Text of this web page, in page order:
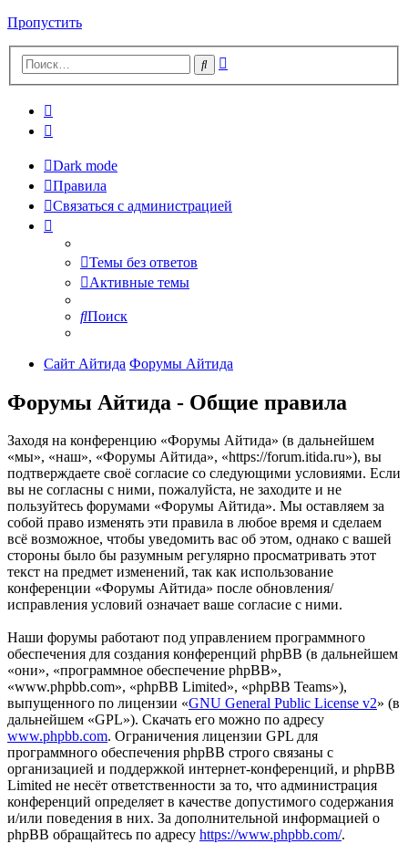
Пропустить
Поиск
Dark mode
Правила
Связаться с администрацией
Темы без ответов
Активные темы
Поиск
Сайт Айтида Форумы Айтида
Форумы Айтида - Общие правила
Заходя на конференцию «Форумы Айтида» (в дальнейшем
«мы», «наш», «Форумы Айтида», «https://forum.itida.ru»), вы
подтверждаете своё согласие со следующими условиями. Если
вы не согласны с ними, пожалуйста, не заходите и не
пользуйтесь форумами «Форумы Айтида». Мы оставляем за
собой право изменять эти правила в любое время и сделаем
всё возможное, чтобы уведомить вас об этом, однако с вашей
стороны было бы разумным регулярно просматривать этот
текст на предмет изменений, так как использование
конференции «Форумы Айтида» после обновления/
исправления условий означает ваше согласие с ними.
Наши форумы работают под управлением программного
обеспечения для создания конференций phpBB (в дальнейшем
«они», «программное обеспечение phpBB»,
«www.phpbb.com», «phpBB Limited», «phpBB Teams»),
выпущенного по лицензии «GNU General Public License v2» (в
дальнейшем «GPL»). Скачать его можно по адресу
www.phpbb.com. Ограничения лицензии GPL для
программного обеспечения phpBB строго связаны с
организацией и поддержкой интернет-конференций, и phpBB
Limited не несёт ответственности за то, что администрация
конференций определяет в качестве допустимого содержания
и/или поведения в них. За дополнительной информацией о
phpBB обращайтесь по адресу https://www.phpbb.com/.